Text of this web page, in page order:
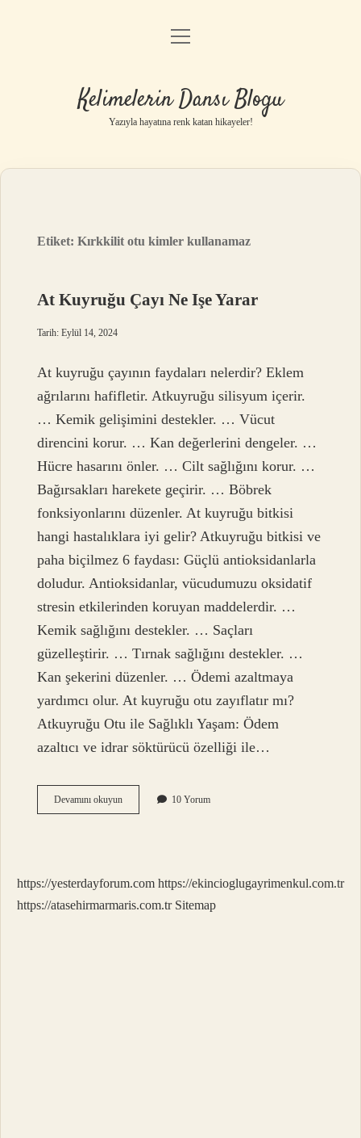
Anasayfa
Yasal Uyarı
menüyü
Kelimelerin Dansı Blogu
Yazıyla hayatına renk katan hikayeler!
Etiket:Kırkkilit otu kimler kullanamaz
At Kuyruğu Çayı Ne Işe Yarar
Tarih: Eylül 14, 2024
At kuyruğu çayının faydaları nelerdir? Eklem
ağrılarını hafifletir. Atkuyruğu silisyum içerir.
… Kemik gelişimini destekler. … Vücut
direncini korur. … Kan değerlerini dengeler. …
Hücre hasarını önler. … Cilt sağlığını korur. …
Bağırsakları harekete geçirir. … Böbrek
fonksiyonlarını düzenler. At kuyruğu bitkisi
hangi hastalıklara iyi gelir? Atkuyruğu bitkisi ve
paha biçilmez 6 faydası: Güçlü antioksidanlarla
doludur. Antioksidanlar, vücudumuzu oksidatif
stresin etkilerinden koruyan maddelerdir. …
Kemik sağlığını destekler. … Saçları
güzelleştirir. … Tırnak sağlığını destekler. …
Kan şekerini düzenler. … Ödemi azaltmaya
yardımcı olur. At kuyruğu otu zayıflatır mı?
Atkuyruğu Otu ile Sağlıklı Yaşam: Ödem
azaltıcı ve idrar söktürücü özelliği ile…
Devamını okuyunAt
Kuyruğu
10 Yorum
https://yesterdayforum.com https://ekincioglugayrimenkul.com.tr
https://atasehirmarmaris.com.tr Sitemap